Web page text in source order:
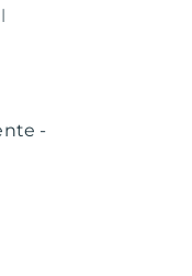
-